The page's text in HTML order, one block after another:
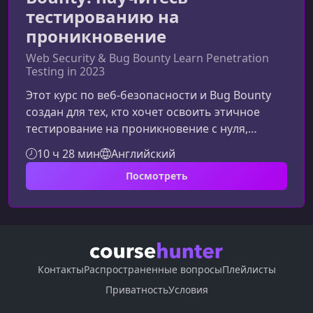
тестированию на
проникновение
Web Security & Bug Bounty Learn Penetration
Testing in 2023
Этот курс по веб-безопасности и Bug Bounty
создан для тех, кто хочет освоить этичное
тестирование на проникновение с нуля,
развить востребованные навыки и начать
карьеру в сфере кибербезопасности. Подходит
для начинающих — всё объясняется простым
примеров.Что вы изучите в этом
фундаментальные знания, так и практические
техники для поиска уязвимостей в веб-
приложениях. Курс выстро
10 ч 28 мин Английский
Посмотреть
КонтактыРаспространенные вопросыПлейлисты
ПриватностьУсловия